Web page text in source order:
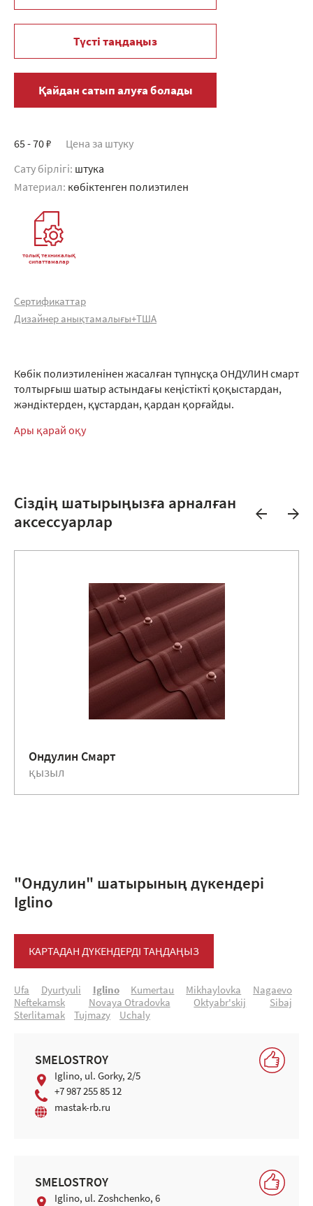
Түсті таңдаңыз
Қайдан сатып алуға болады
65 - 70 ₽ Цена за штуку
Сату бірлігі: штука
Материал: көбіктенген полиэтилен
толық техникалық
сипаттамалар
Сертификаттар
Дизайнер анықтамалығы+ТША
Көбік полиэтиленінен жасалған түпнұсқа ОНДУЛИН смарт
толтырғыш шатыр астындағы кеңістікті қоқыстардан,
жәндіктерден, құстардан, қардан қорғайды.
Ары қарай оқу
Сіздің шатырыңызға арналған
аксессуарлар
Ондулин Смарт
қызыл
"Ондулин" шатырының дүкендері
Iglino
КАРТАДАН ДҮКЕНДЕРДІ ТАҢДАҢЫЗ
Ufa Dyurtyuli Iglino Kumertau Mikhaylovka
Nagaevo
Neftekamsk
Novaya Otradovka Oktyabr'skij
Sibaj
Sterlitamak
Tujmazy Uchaly
SMELOSTROY
Iglino, ul. Gorky, 2/5
+7 987 255 85 12
mastak-rb.ru
SMELOSTROY
Iglino, ul. Zoshchenko, 6